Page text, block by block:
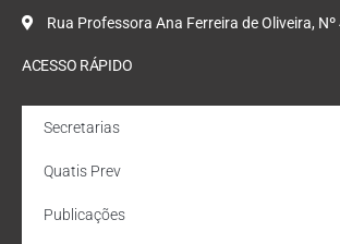
Rua Professora Ana Ferreira de Oliveira,
ACESSO RÁPIDO
Secretarias
Quatis Prev
Publicações